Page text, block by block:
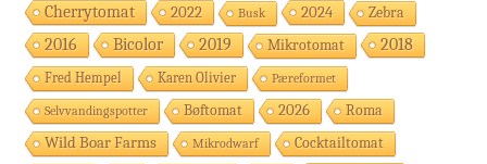
Cherrytomat 2022 Busk 2024 Zebra
2016 Bicolor 2019 Mikrotomat 2018
Fred Hempel Karen Olivier Pæreformet
Selvvandingspotter Bøftomat 2026 Roma
Wild Boar Farms Mikrodwarf Cocktailtomat